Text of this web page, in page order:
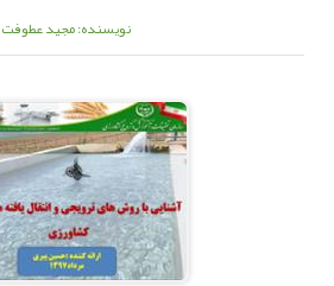
نویسنده: مجید